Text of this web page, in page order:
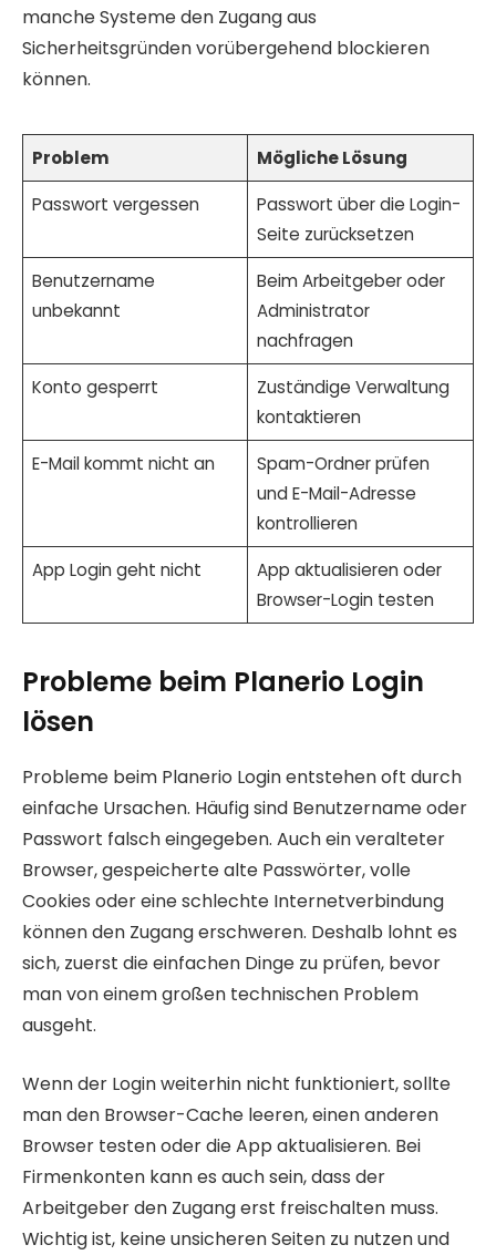
manche Systeme den Zugang aus
Sicherheitsgründen vorübergehend blockieren
können.
Problem
Mögliche Lösung
Passwort vergessen
Passwort über die Login-
Seite zurücksetzen
Benutzername
unbekannt
Beim Arbeitgeber oder
Administrator
nachfragen
Konto gesperrt
Zuständige Verwaltung
kontaktieren
E-Mail kommt nicht an
Spam-Ordner prüfen
und E-Mail-Adresse
kontrollieren
App Login geht nicht
App aktualisieren oder
Browser-Login testen
Probleme beim Planerio Login
lösen
Probleme beim Planerio Login entstehen oft durch
einfache Ursachen. Häufig sind Benutzername oder
Passwort falsch eingegeben. Auch ein veralteter
Browser, gespeicherte alte Passwörter, volle
Cookies oder eine schlechte Internetverbindung
können den Zugang erschweren. Deshalb lohnt es
sich, zuerst die einfachen Dinge zu prüfen, bevor
man von einem großen technischen Problem
ausgeht.
Wenn der Login weiterhin nicht funktioniert, sollte
man den Browser-Cache leeren, einen anderen
Browser testen oder die App aktualisieren. Bei
Firmenkonten kann es auch sein, dass der
Arbeitgeber den Zugang erst freischalten muss.
Wichtig ist, keine unsicheren Seiten zu nutzen und